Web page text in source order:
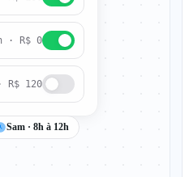
· R$ 0
R$ 120
Sam · 8h à 12h